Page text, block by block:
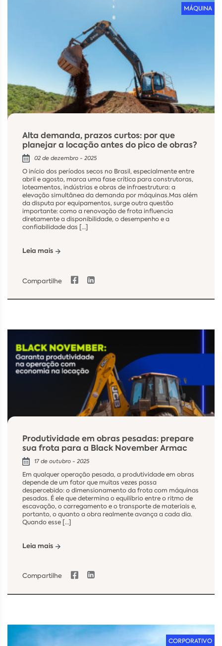
MÁQUINA
Alta demanda, prazos curtos: por que
planejar a locação antes do pico de obras?
02 de dezembro - 2025
O início dos períodos secos no Brasil, especialmente entre
abril e agosto, marca uma fase crítica para construtoras,
loteamentos, indústrias e obras de infraestrutura: a
elevação simultânea da demanda por máquinas.Mas além
da disputa por equipamentos, surge outra questão
importante: como a renovação de frota influencia
diretamente a disponibilidade, o desempenho e a
confiabilidade das […]
Leia mais
Compartilhe
Produtividade em obras pesadas: prepare
sua frota para a Black November Armac
17 de outubro - 2025
Em qualquer operação pesada, a produtividade em obras
depende de um fator que muitas vezes passa
despercebido: o dimensionamento da frota com máquinas
pesadas. É ele que determina o equilíbrio entre o ritmo de
escavação, o carregamento e o transporte de materiais e,
portanto, o quanto a obra realmente avança a cada dia.
Quando esse […]
Leia mais
Compartilhe
CORPORATIVO